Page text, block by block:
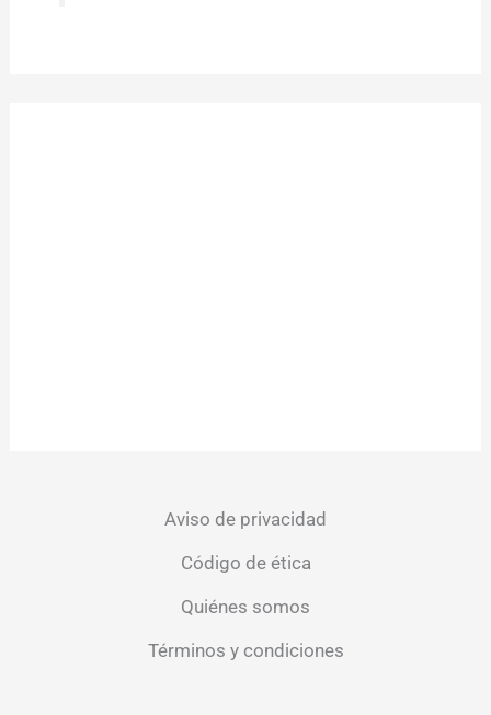
Aviso de privacidad
Código de ética
Quiénes somos
Términos y condiciones